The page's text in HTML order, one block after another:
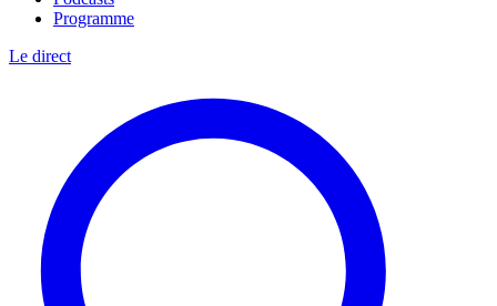
Programme
Le direct